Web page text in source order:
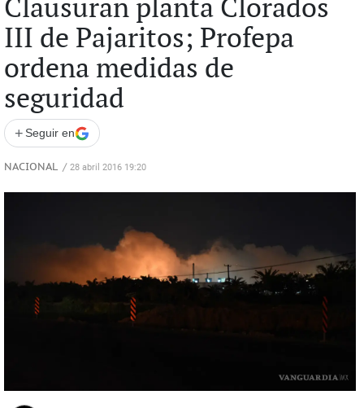
Clausuran planta Clorados
III de Pajaritos; Profepa
ordena medidas de
seguridad
+ Seguir en
NACIONAL / 28 abril 2016 19:20